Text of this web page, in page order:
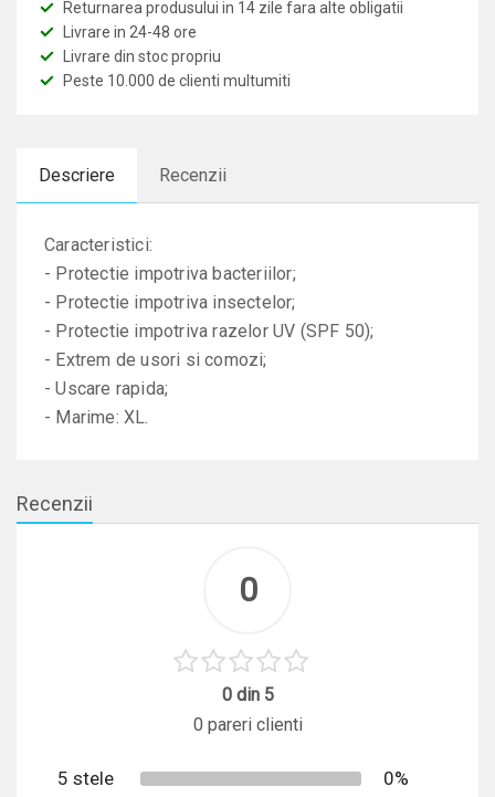
Returnarea produsului in 14 zile fara alte obligatii
Livrare in 24-48 ore
Livrare din stoc propriu
Peste 10.000 de clienti multumiti
Descriere Recenzii
Caracteristici:
- Protectie impotriva bacteriilor;
- Protectie impotriva insectelor;
- Protectie impotriva razelor UV (SPF 50);
- Extrem de usori si comozi;
- Uscare rapida;
- Marime: XL.
Recenzii
0
0 din 5
0 pareri clienti
5 stele
0%